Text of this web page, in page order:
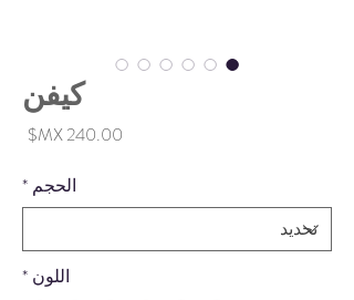
كيفن
الحجم *
اللون *